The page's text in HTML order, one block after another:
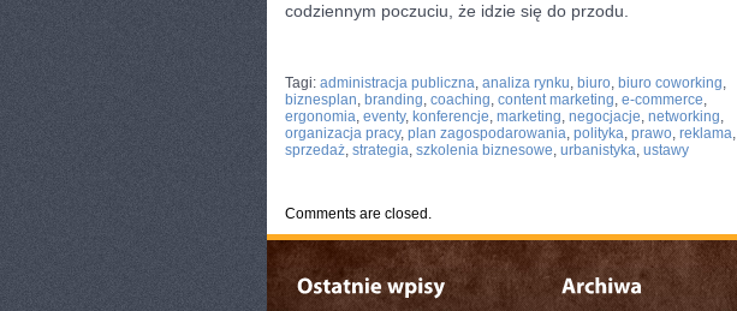
codziennym poczuciu, że idzie się do przodu.
Tagi: administracja publiczna, analiza rynku, biuro, biuro coworking,
biznesplan, branding, coaching, content marketing, e-commerce,
ergonomia, eventy, konferencje, marketing, negocjacje, networking,
organizacja pracy, plan zagospodarowania, polityka, prawo, reklama,
sprzedaż, strategia, szkolenia biznesowe, urbanistyka, ustawy
Comments are closed.